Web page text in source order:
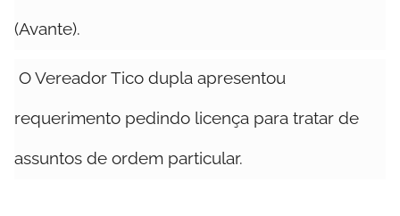
(Avante).
O Vereador Tico dupla apresentou
requerimento pedindo licença para tratar de
assuntos de ordem particular.